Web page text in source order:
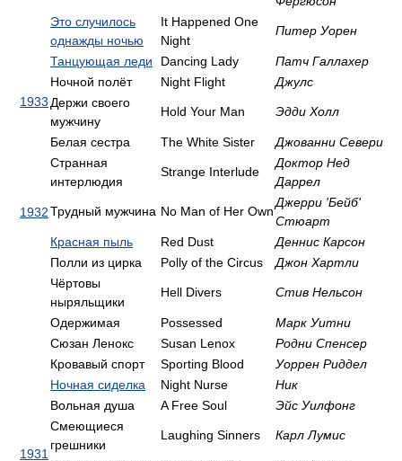
Это случилось
однажды ночью
It Happened One
Night
Питер Уорен
1933
Танцующая леди Dancing Lady
Патч Галлахер
Ночной полёт
Night Flight
Джулс
Держи своего
мужчину
Hold Your Man Эдди Холл
Белая сестра The White Sister Джованни Севери
1932
Странная
интерлюдия
Strange Interlude
Доктор Нед
Даррел
Трудный мужчина No Man of Her Own
Джерри 'Бейб'
Стюарт
Красная пыль
Red Dust
Деннис Карсон
Полли из цирка
Polly of the Circus Джон Хартли
1931
Чёртовы
ныряльщики
Hell Divers Стив Нельсон
Одержимая Possessed
Марк Уитни
Сюзан Ленокс
Susan Lenox
Родни Спенсер
Кровавый спорт
Sporting Blood
Уоррен Риддел
Ночная сиделка
Night Nurse
Ник
Вольная душа
A Free Soul
Эйс Уилфонг
Смеющиеся
грешники
Laughing Sinners Карл Лумис